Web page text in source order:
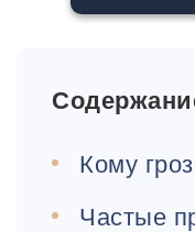
Кому
Частые